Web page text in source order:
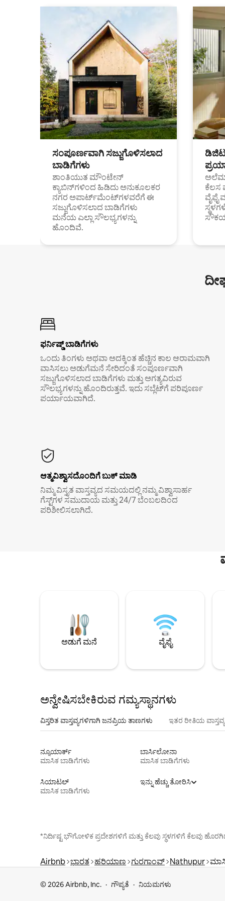
ಸಂಪೂರ್ಣವಾಗಿ ಸಜ್ಜುಗೊಳಿಸಲಾದ
ಬಾಡಿಗೆಗಳು
ಶಾಂತಿಯುತ ಮೌಂಟೇನ್
ಕ್ಯಾಬಿನ್‌ಗಳಿಂದ ಹಿಡಿದು ಅನುಕೂಲಕರ
ನಗರ ಅಪಾರ್ಟ್‌ಮೆಂಟ್‌ಗಳವರೆಗೆ ಈ
ಸಜ್ಜುಗೊಳಿಸಲಾದ ಬಾಡಿಗೆಗಳು
ಮನೆಯ ಎಲ್ಲಾ ಸೌಲಭ್ಯಗಳನ್ನು
ಹೊಂದಿವೆ.
ಕೆಲಸ
ಫರ್ನಿಷ್ಡ್ ಬಾಡಿಗೆಗಳು
ಒಂದು ತಿಂಗಳು ಅಥವಾ ಅದಕ್ಕಿಂತ ಹೆಚ್ಚಿನ ಕಾಲ ಆರಾಮವಾಗಿ
ವಾಸಿಸಲು ಅಡುಗೆಮನೆ ಸೇರಿದಂತೆ ಸಂಪೂರ್ಣವಾಗಿ
ಸಜ್ಜುಗೊಳಿಸಲಾದ ಬಾಡಿಗೆಗಳು ಮತ್ತು ಅಗತ್ಯವಿರುವ
ಸೌಲಭ್ಯಗಳನ್ನು ಹೊಂದಿರುತ್ತವೆ. ಇದು ಸಬ್ಲೆಟ್‌ಗೆ ಪರಿಪೂರ್ಣ
ಪರ್ಯಾಯವಾಗಿದೆ.
ಆತ್ಮವಿಶ್ವಾಸದೊಂದಿಗೆ ಬುಕ್ ಮಾಡಿ
ನಿಮ್ಮ ವಿಸ್ತೃತ ವಾಸ್ತವ್ಯದ ಸಮಯದಲ್ಲಿ ನಮ್ಮ ವಿಶ್ವಾಸಾರ್ಹ
ಗೆಸ್ಟ್‌ಗಳ ಸಮುದಾಯ ಮತ್ತು 24/7 ಬೆಂಬಲದಿಂದ
ಪರಿಶೀಲಿಸಲಾಗಿದೆ.
ಅಡುಗೆ ಮನೆ ವೈಫೈ
ಅನ್ವೇಷಿಸಬೇಕಿರುವ ಗಮ್ಯಸ್ಥಾನಗಳು
ವಿಸ್ತರಿತ ವಾಸ್ತವ್ಯಗಳಿಗಾಗಿ ಜನಪ್ರಿಯ ತಾಣಗಳು ಇತರ ರೀತಿಯ
ನ್ಯೂಯಾರ್ಕ್
ಮಾಸಿಕ ಬಾಡಿಗೆಗಳು
ಬಾರ್ಸಿಲೋನಾ
ಮಾಸಿಕ ಬಾಡಿಗೆಗಳು
ಸಿಯಾಟಲ್
ಮಾಸಿಕ ಬಾಡಿಗೆಗಳು
ಇನ್ನು ಹೆಚ್ಚು ತೋರಿಸಿ
*ನಿರ್ದಿಷ್ಟ ಭೌಗೋಳಿಕ ಪ್ರದೇಶಗಳಿಗೆ ಮತ್ತು ಕೆಲವು ಸ್ಥಳಗಳಿಗೆ ಕೆಲವು
Airbnb ಭಾರತ ಹರಿಯಾಣ ಗುರಗಾಂವ್ Nathupur
© 2026 Airbnb, Inc. ಗೌಪ್ಯತೆ ನಿಯಮಗಳು